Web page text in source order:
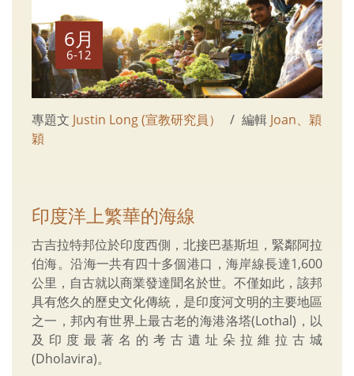
6月
6-12
專題文 Justin Long (宣教研究員） 編輯 Joan、穎
穎
印度洋上繁華的海線
古吉拉特邦位於印度西側，北接巴基斯坦，緊鄰阿拉
伯海。沿海一共有四十多個港口，海岸線長達1,600
公里，自古就以商業發達聞名於世。不僅如此，該邦
具有悠久的歷史文化傳統，是印度河文明的主要地區
之一，邦內有世界上最古老的海港洛塔(Lothal)，以
及印度最著名的考古遺址朵拉維拉古城
(Dholavira)。